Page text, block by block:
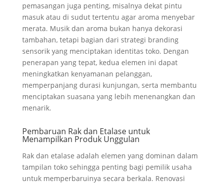
pemasangan juga penting, misalnya dekat pintu
masuk atau di sudut tertentu agar aroma menyebar
merata. Musik dan aroma bukan hanya dekorasi
tambahan, tetapi bagian dari strategi branding
sensorik yang menciptakan identitas toko. Dengan
penerapan yang tepat, kedua elemen ini dapat
meningkatkan kenyamanan pelanggan,
memperpanjang durasi kunjungan, serta membantu
menciptakan suasana yang lebih menenangkan dan
menarik.
Pembaruan Rak dan Etalase untuk
Menampilkan Produk Unggulan
Rak dan etalase adalah elemen yang dominan dalam
tampilan toko sehingga penting bagi pemilik usaha
untuk memperbaruinya secara berkala. Renovasi